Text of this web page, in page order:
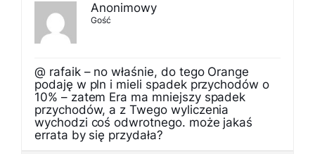
Anonimowy
Gość
@ rafaik – no właśnie, do tego Orange
podaję w pln i mieli spadek przychodów o
10% – zatem Era ma mniejszy spadek
przychodów, a z Twego wyliczenia
wychodzi coś odwrotnego. może jakaś
errata by się przydała?